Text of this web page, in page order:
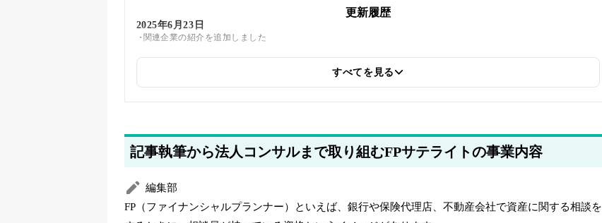
更新履歴
2025年6月23日
関連企業の紹介を追加しました
筆者情報を更新しました
すべてを見る
記事執筆から法人コンサルまで取り組むFPサテライトの事業内容
編集部
FP（ファイナンシャルプランナー）といえば、銀行や保険代理店、不動産会社で資産に関する相談を